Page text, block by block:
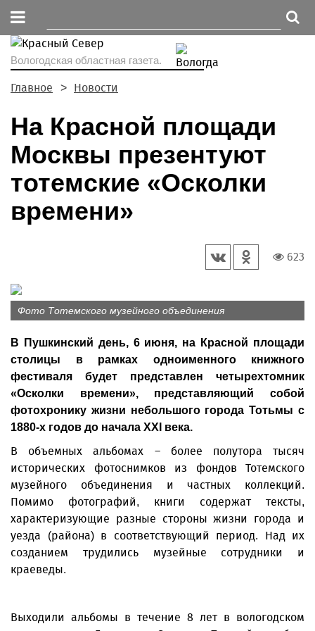
Вологодская областная газета.
Главное Новости
На Красной площади
Москвы презентуют
тотемские «Осколки
времени»
623
Фото Тотемского музейного объединения
В Пушкинский день, 6 июня, на Красной площади
столицы в рамках одноименного книжного
фестиваля будет представлен четырехтомник
«Осколки времени», представляющий собой
фотохронику жизни небольшого города Тотьмы с
1880-х годов до начала ХХI века.
В объемных альбомах – более полутора тысяч
исторических фотоснимков из фондов Тотемского
музейного объединения и частных коллекций.
Помимо фотографий, книги содержат тексты,
характеризующие разные стороны жизни города и
уезда (района) в соответствующий период. Над их
созданием трудились музейные сотрудники и
краеведы.
Выходили альбомы в течение 8 лет в вологодском